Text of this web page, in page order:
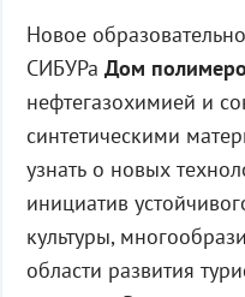
Новое
СИБУРа Дом
нефтегазохимией и
синтетическими
узнать о новых
инициатив
культуры,
области развития